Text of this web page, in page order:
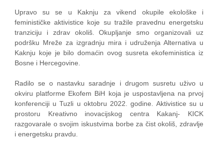
Upravo su se u Kaknju za vikend okupile ekološke i
feminističke aktivistice koje su tražile pravednu energetsku
tranziciju i zdrav okoliš. Okupljanje smo organizovali uz
podršku Mreže za izgradnju mira i udruženja Alternativa u
Kaknju koje je bilo domaćin ovog susreta ekofeministica iz
Bosne i Hercegovine.
Radilo se o nastavku saradnje i drugom susretu uživo u
okviru platforme Ekofem BiH koja je uspostavljena na prvoj
konferenciji u Tuzli u oktobru 2022. godine. Aktivistice su u
prostoru Kreativno inovacijskog centra Kakanj- KICK
razgovarale o svojim iskustvima borbe za čist okoliš, zdravlje
i energetsku pravdu.